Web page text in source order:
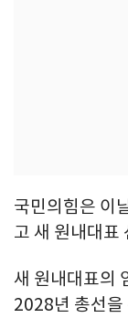
국민의힘은 이
고 새 원내대표
새 원내대표의
2028년 총선